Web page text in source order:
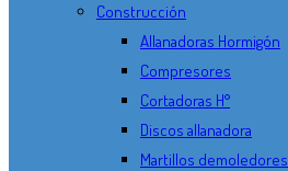
Construcción
Allanadoras Hormigón
Compresores
Cortadoras H°
Discos allanadora
Martillos demoledores